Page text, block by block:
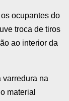
ocupantes do
troca de tiros
ao interior da
varredura na
material